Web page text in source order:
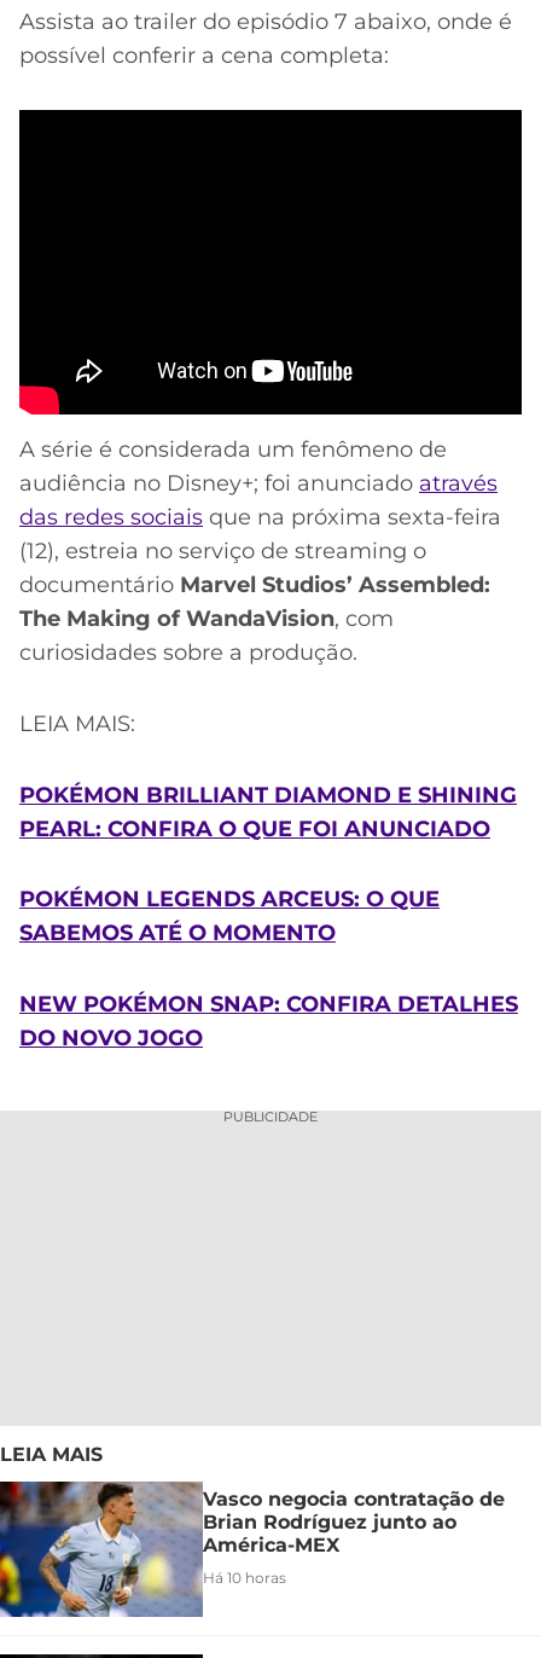
Assista ao trailer do episódio 7 abaixo, onde é
possível conferir a cena completa:
A série é considerada um fenômeno de
audiência no Disney+; foi anunciado através
das redes sociais que na próxima sexta-feira
(12), estreia no serviço de streaming o
documentário Marvel Studios’ Assembled:
The Making of WandaVision, com
curiosidades sobre a produção.
LEIA MAIS:
POKÉMON BRILLIANT DIAMOND E SHINING
PEARL: CONFIRA O QUE FOI ANUNCIADO
POKÉMON LEGENDS ARCEUS: O QUE
SABEMOS ATÉ O MOMENTO
NEW POKÉMON SNAP: CONFIRA DETALHES
DO NOVO JOGO
PUBLICIDADE
LEIA MAIS
Vasco negocia contratação de
Brian Rodríguez junto ao
América-MEX
Há 10 horas